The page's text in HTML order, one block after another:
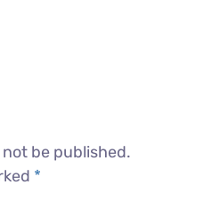
be published.
*